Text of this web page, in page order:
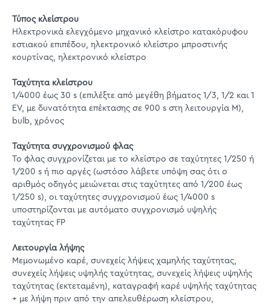
Τύπος κλείστρου
Ηλεκτρονικά ελεγχόμενο μηχανικό κλείστρο κατακόρυφου
εστιακού επιπέδου, ηλεκτρονικό κλείστρο μπροστινής
κουρτίνας, ηλεκτρονικό κλείστρο
Ταχύτητα κλείστρου
1/4000 έως 30 s (επιλέξτε από μεγέθη βήματος 1/3, 1/2 και 1
EV, με δυνατότητα επέκτασης σε 900 s στη λειτουργία M),
bulb, χρόνος
Ταχύτητα συγχρονισμού φλας
Το φλας συγχρονίζεται με το κλείστρο σε ταχύτητες 1/250 ή
1/200 s ή πιο αργές (ωστόσο λάβετε υπόψη σας ότι ο
αριθμός οδηγός μειώνεται στις ταχύτητες από 1/200 έως
1/250 s), οι ταχύτητες συγχρονισμού έως 1/4000 s
υποστηρίζονται με αυτόματο συγχρονισμό υψηλής
ταχύτητας FP
Λειτουργία λήψης
Μεμονωμένο καρέ, συνεχείς λήψεις χαμηλής ταχύτητας,
συνεχείς λήψεις υψηλής ταχύτητας, συνεχείς λήψεις υψηλής
ταχύτητας (εκτεταμένη), καταγραφή καρέ υψηλής ταχύτητας
+ με λήψη πριν από την απελευθέρωση κλείστρου,